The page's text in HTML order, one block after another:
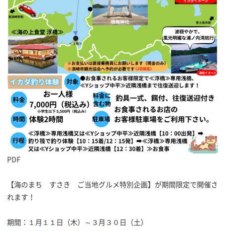
PDF
【海のまち すさき ご当地グルメ特別企画】が期間限定で開催さ
れます！
期間：１月１１日（木）～３月３０日（土）